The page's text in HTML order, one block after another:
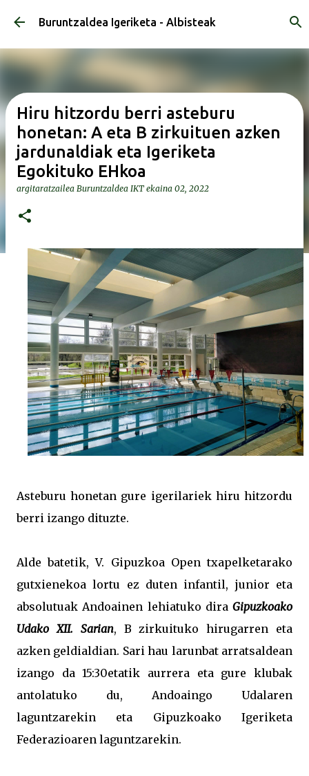
Saltatu eta joan eduki nagusira
Buruntzaldea Igeriketa - Albisteak
Hiru hitzordu berri asteburu
honetan: A eta B zirkuituen azken
jardunaldiak eta Igeriketa
Egokituko EHkoa
argitaratzailea Buruntzaldea IKT ekaina 02, 2022
Asteburu honetan gure igerilariek hiru hitzordu
berri izango dituzte.
Alde batetik, V. Gipuzkoa Open txapelketarako
gutxienekoa lortu ez duten infantil, junior eta
absolutuak Andoainen lehiatuko dira Gipuzkoako
Udako XII. Sarian, B zirkuituko hirugarren eta
azken geldialdian. Sari hau larunbat arratsaldean
izango da 15:30etatik aurrera eta gure klubak
antolatuko du, Andoaingo Udalaren
laguntzarekin eta Gipuzkoako Igeriketa
Federazioaren laguntzarekin.